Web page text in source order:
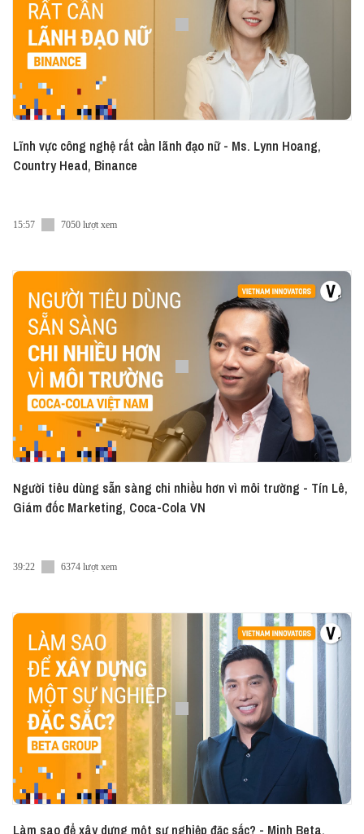
Lĩnh vực công nghệ rất cần lãnh đạo nữ - Ms. Lynn Hoang,
Country Head, Binance
15:57 7050 lượt xem
Người tiêu dùng sẵn sàng chi nhiều hơn vì môi trường - Tín Lê,
Giám đốc Marketing, Coca-Cola VN
39:22 6374 lượt xem
Làm sao để xây dựng một sự nghiệp đặc sắc? - Minh Beta,